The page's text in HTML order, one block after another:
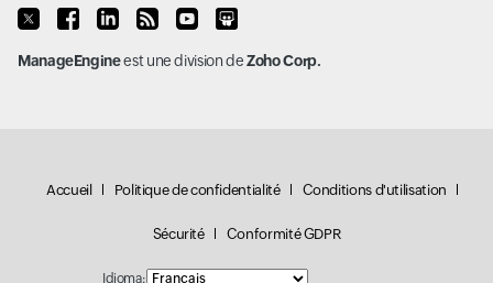
ManageEngineest une division deZoho Corp.
Accueil Politique de confidentialité Conditions d'utilisation
Sécurité Conformité GDPR
Idioma: